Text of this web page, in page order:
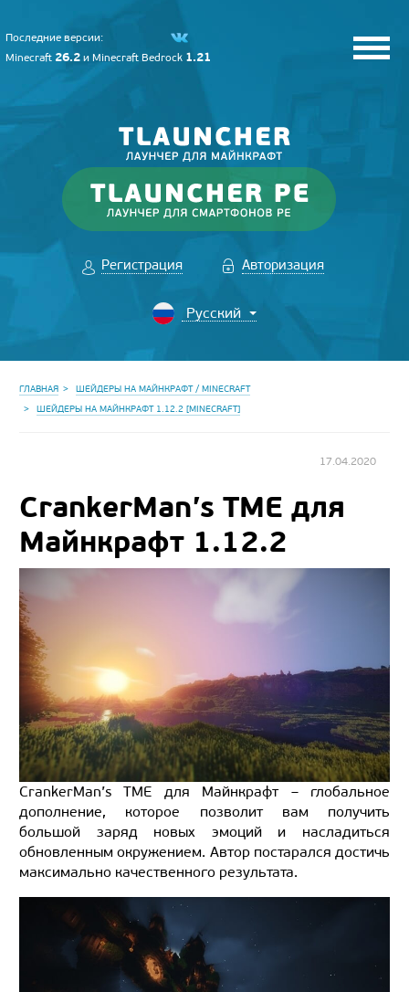
Последние версии:
Minecraft 26.2 и Minecraft Bedrock 1.21
Регистрация Авторизация
ГЛАВНАЯ
ШЕЙДЕРЫ НА МАЙНКРАФТ / MINECRAFT
ШЕЙДЕРЫ НА МАЙНКРАФТ 1.12.2 [MINECRAFT]
17.04.2020
CrankerMan’s TME для
Майнкрафт 1.12.2
CrankerMan’s TME для Майнкрафт – глобальное
дополнение, которое позволит вам получить
большой заряд новых эмоций и насладиться
обновленным окружением. Автор постарался достичь
максимально качественного результата.